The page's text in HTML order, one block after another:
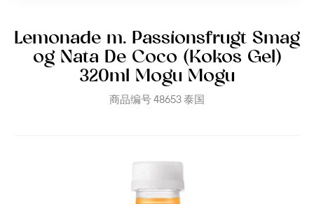
Lemonade m. Passionsfrugt Smag
og Nata De Coco (Kokos Gel)
320ml Mogu Mogu
商品编号48653泰国